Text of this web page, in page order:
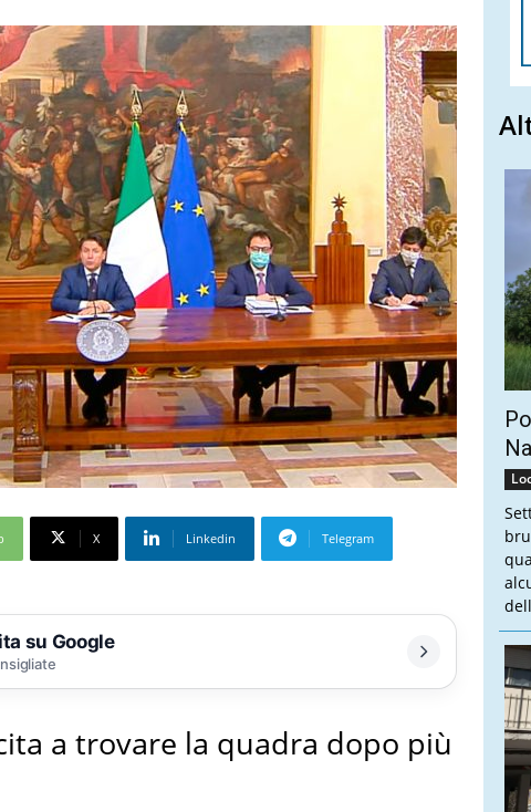
X Linkedin Telegram
su Google
a trovare la quadra dopo più